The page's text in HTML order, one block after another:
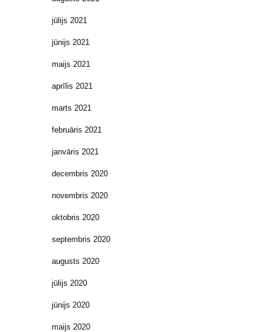
jūlijs 2021
jūnijs 2021
maijs 2021
aprīlis 2021
marts 2021
februāris 2021
janvāris 2021
decembris 2020
novembris 2020
oktobris 2020
septembris 2020
augusts 2020
jūlijs 2020
jūnijs 2020
maijs 2020